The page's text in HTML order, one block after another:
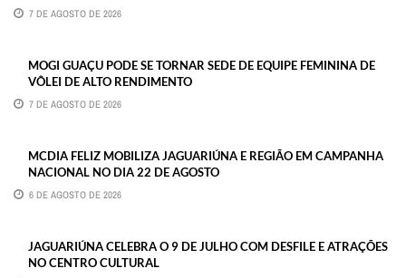
7 DE AGOSTO DE 2026
MOGI GUAÇU PODE SE TORNAR SEDE DE EQUIPE FEMININA DE
VÔLEI DE ALTO RENDIMENTO
7 DE AGOSTO DE 2026
MCDIA FELIZ MOBILIZA JAGUARIÚNA E REGIÃO EM CAMPANHA
NACIONAL NO DIA 22 DE AGOSTO
6 DE AGOSTO DE 2026
JAGUARIÚNA CELEBRA O 9 DE JULHO COM DESFILE E ATRAÇÕES
NO CENTRO CULTURAL